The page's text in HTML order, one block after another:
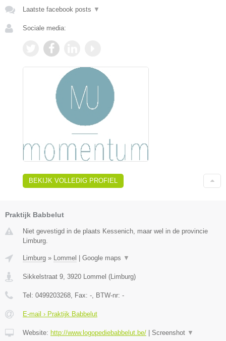
Laatste facebook posts ▼
Sociale media:
BEKIJK VOLLEDIG PROFIEL
Praktijk Babbelut
Niet gevestigd in de plaats Kessenich, maar wel in de provincie
Limburg.
Limburg » Lommel | Google maps ▼
Sikkelstraat 9 3920 Lommel (Limburg)
Tel: 0499203268 , Fax: - , BTW-nr: -
E-mail › Praktijk Babbelut
Website: http://www.logopediebabbelut.be/ | Screenshot ▼